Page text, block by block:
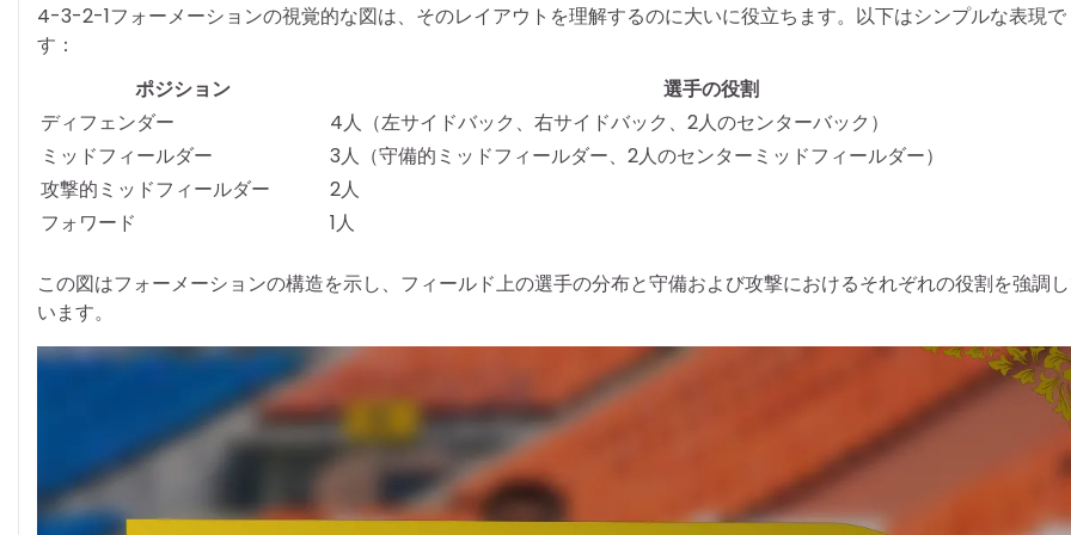
4-3-2-1フォーメーションの視覚的な図は、そのレイアウトを理解するのに大いに役立ちます。以下はシンプルな表現で
す：
ポジション
選手の役割
ディフェンダー
4人（左サイドバック、右サイドバック、2人のセンターバック）
ミッドフィールダー
3人（守備的ミッドフィールダー、2人のセンターミッドフィールダー）
攻撃的ミッドフィールダー
2人
フォワード
1人
この図はフォーメーションの構造を示し、フィールド上の選手の分布と守備および攻撃におけるそれぞれの役割を強調
います。